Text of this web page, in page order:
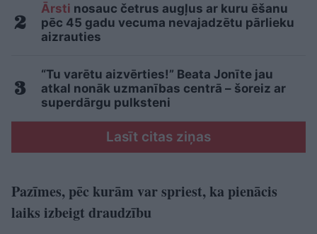
Ārsti nosauc četrus augļus ar kuru ēšanu
pēc 45 gadu vecuma nevajadzētu pārlieku
aizrauties
“Tu varētu aizvērties!” Beata Jonīte jau
atkal nonāk uzmanības centrā – šoreiz ar
superdārgu pulksteni
Lasīt citas ziņas
Pazīmes, pēc kurām var spriest, ka pienācis
laiks izbeigt draudzību